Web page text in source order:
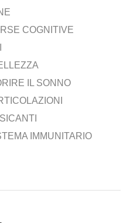
COGNITIVE
IL SONNO
IMMUNITARIO